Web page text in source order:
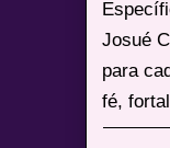
Josué
para
fé,